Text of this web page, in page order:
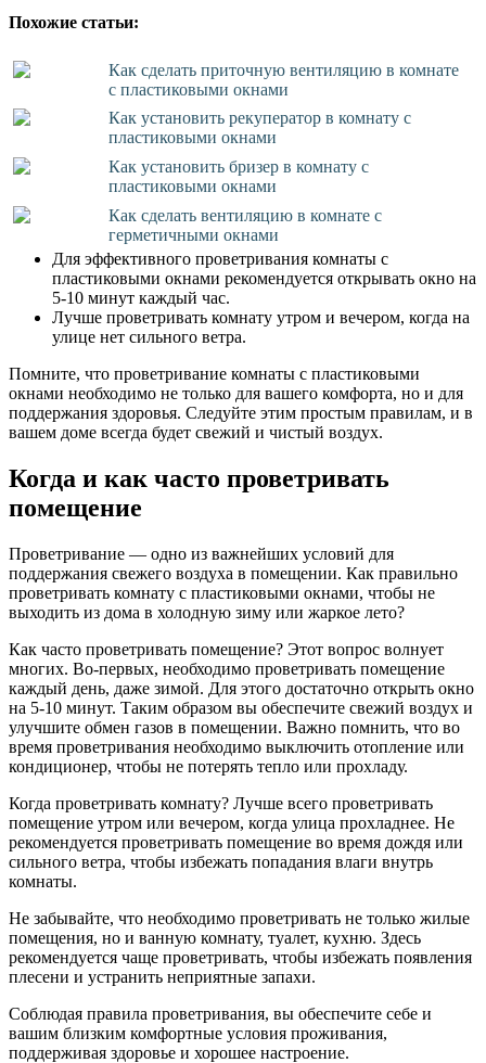
Похожие статьи:
Как сделать приточную вентиляцию в комнате
с пластиковыми окнами
Как установить рекуператор в комнату с
пластиковыми окнами
Как установить бризер в комнату с
пластиковыми окнами
Как сделать вентиляцию в комнате с
герметичными окнами
Для эффективного проветривания комнаты с
пластиковыми окнами рекомендуется открывать окно на
5-10 минут каждый час.
Лучше проветривать комнату утром и вечером, когда на
улице нет сильного ветра.
Помните, что проветривание комнаты с пластиковыми
окнами необходимо не только для вашего комфорта, но и для
поддержания здоровья. Следуйте этим простым правилам, и в
вашем доме всегда будет свежий и чистый воздух.
Когда и как часто проветривать
помещение
Проветривание — одно из важнейших условий для
поддержания свежего воздуха в помещении. Как правильно
проветривать комнату с пластиковыми окнами, чтобы не
выходить из дома в холодную зиму или жаркое лето?
Как часто проветривать помещение? Этот вопрос волнует
многих. Во-первых, необходимо проветривать помещение
каждый день, даже зимой. Для этого достаточно открыть окно
на 5-10 минут. Таким образом вы обеспечите свежий воздух и
улучшите обмен газов в помещении. Важно помнить, что во
время проветривания необходимо выключить отопление или
кондиционер, чтобы не потерять тепло или прохладу.
Когда проветривать комнату? Лучше всего проветривать
помещение утром или вечером, когда улица прохладнее. Не
рекомендуется проветривать помещение во время дождя или
сильного ветра, чтобы избежать попадания влаги внутрь
комнаты.
Не забывайте, что необходимо проветривать не только жилые
помещения, но и ванную комнату, туалет, кухню. Здесь
рекомендуется чаще проветривать, чтобы избежать появления
плесени и устранить неприятные запахи.
Соблюдая правила проветривания, вы обеспечите себе и
вашим близким комфортные условия проживания,
поддерживая здоровье и хорошее настроение.